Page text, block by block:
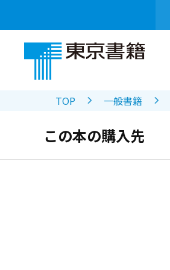
TOP 一般書籍
この本の購入先